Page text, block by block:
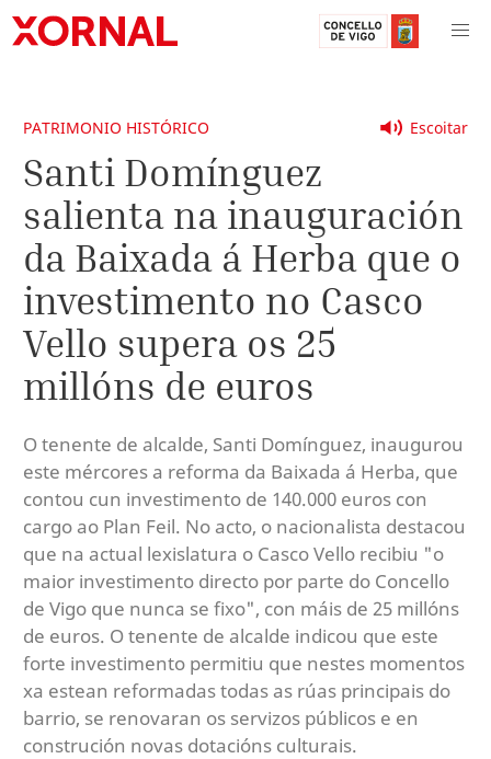
Escoitar
PATRIMONIO HISTÓRICO
Santi Domínguez
salienta na inauguración
da Baixada á Herba que o
investimento no Casco
Vello supera os 25
millóns de euros
O tenente de alcalde, Santi Domínguez, inaugurou
este mércores a reforma da Baixada á Herba, que
contou cun investimento de 140.000 euros con
cargo ao Plan Feil. No acto, o nacionalista destacou
que na actual lexislatura o Casco Vello recibiu "o
maior investimento directo por parte do Concello
de Vigo que nunca se fixo", con máis de 25 millóns
de euros. O tenente de alcalde indicou que este
forte investimento permitiu que nestes momentos
xa estean reformadas todas as rúas principais do
barrio, se renovaran os servizos públicos e en
construción novas dotacións culturais.